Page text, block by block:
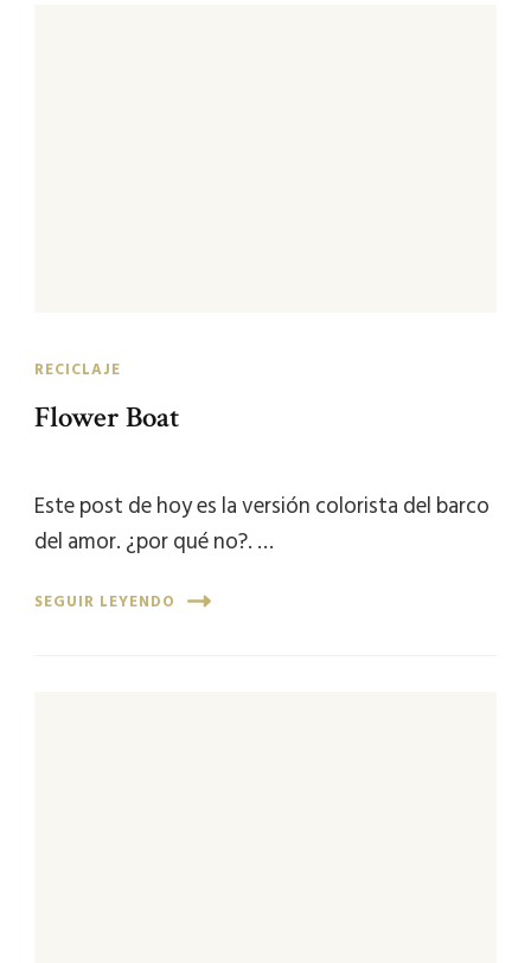
RECICLAJE
Flower Boat
Este post de hoy es la versión colorista del barco
del amor. ¿por qué no?. …
SEGUIR LEYENDO